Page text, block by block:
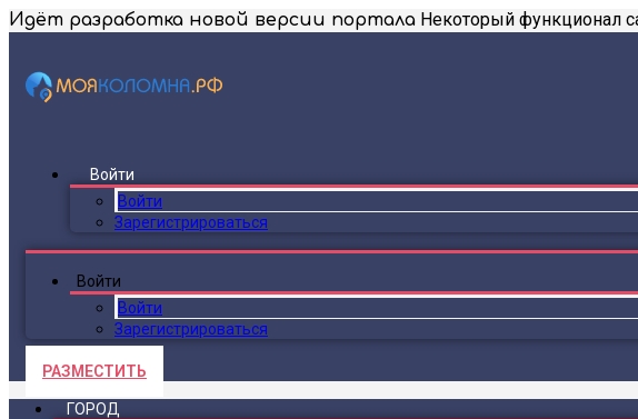
Идёт разработка новой версии портала Некоторый функционал
Войти
Войти
Зарегистрироваться
Войти
Войти
Зарегистрироваться
РАЗМЕСТИТЬ
ГОРОД